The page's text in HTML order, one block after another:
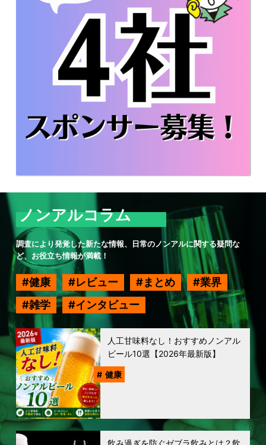
ノンアルコラム
調査により発覚した新たな情報、日常のノンアルに関する疑問な
ど、お役立ち情報が満載！
健康 レビュー まとめ
業界
雑学
インタビュー
人工甘味料なし！おすすめノンアル
ビール10選【2026年最新版】
健康